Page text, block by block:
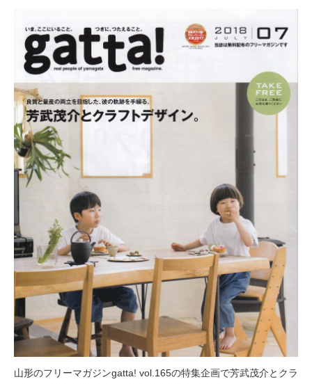
山形のフリーマガジンgatta! vol.165の特集企画で芳武茂介とクラ